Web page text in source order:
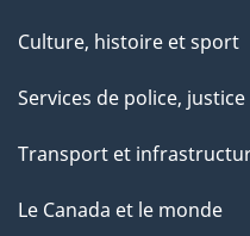
Culture, histoire et sport
Services de police,
Transport et
Le Canada et le monde